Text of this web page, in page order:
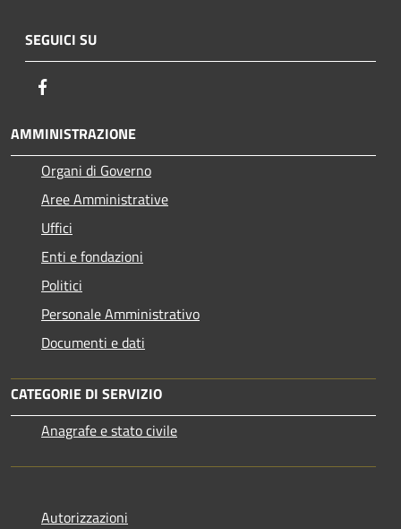
SEGUICI SU
AMMINISTRAZIONE
Organi di Governo
Aree Amministrative
Uffici
Enti e fondazioni
Politici
Personale Amministrativo
Documenti e dati
CATEGORIE DI SERVIZIO
Anagrafe e stato civile
Autorizzazioni